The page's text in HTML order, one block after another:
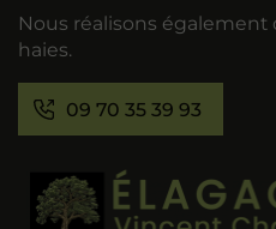
Nous réalisons également
haies.
09 70 35 39 93